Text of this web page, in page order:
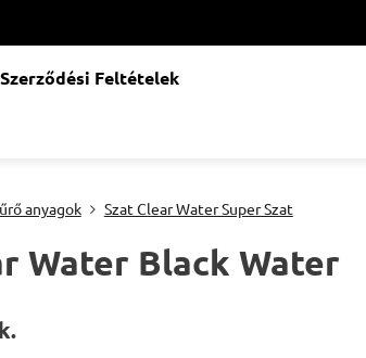
Feltételek
anyagok Szat Clear Water Super Szat
Water Black Water